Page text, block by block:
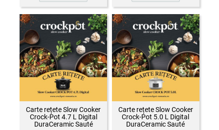
Carte rețete Slow Cooker
Crock-Pot 4.7 L Digital
DuraCeramic Sauté
Carte rețete Slow Cooker
Crock-Pot 5.0 L Digital
DuraCeramic Sauté